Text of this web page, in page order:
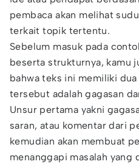
pembaca akan melihat
terkait topik tertentu.
Sebelum masuk pada
beserta strukturnya, kamu
bahwa teks ini memiliki
tersebut adalah gagasan
Unsur pertama yakni
saran, atau komentar dari
kemudian akan membuat
menanggapi masalah yang